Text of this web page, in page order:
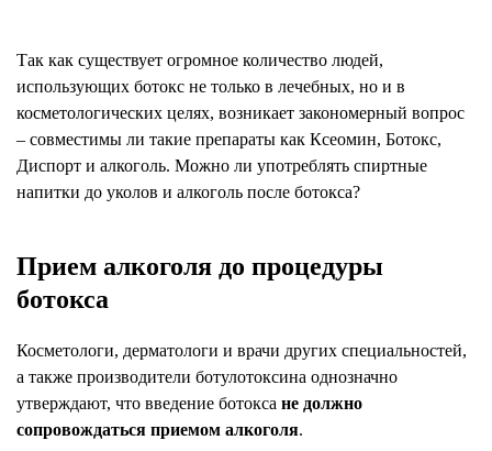
Так как существует огромное количество людей,
использующих ботокс не только в лечебных, но и в
косметологических целях, возникает закономерный вопрос
– совместимы ли такие препараты как Ксеомин, Ботокс,
Диспорт и алкоголь. Можно ли употреблять спиртные
напитки до уколов и алкоголь после ботокса?
Прием алкоголя до процедуры
ботокса
Косметологи, дерматологи и врачи других специальностей,
а также производители ботулотоксина однозначно
утверждают, что введение ботокса не должно
сопровождаться приемом алкоголя.